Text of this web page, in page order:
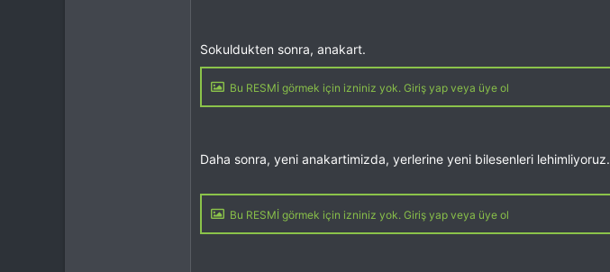
Sokuldukten sonra, anakart.
Bu RESMİ görmek için izniniz yok. Giriş yap veya üye ol
Daha sonra, yeni anakartimizda, yerlerine yeni bilesenleri lehimliyoruz.
Bu RESMİ görmek için izniniz yok. Giriş yap veya üye ol